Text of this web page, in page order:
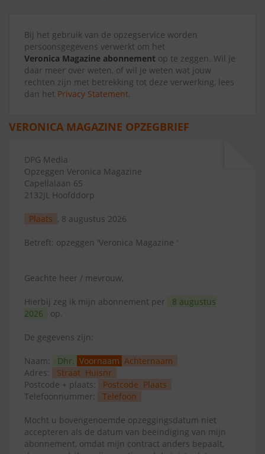
Bij het gebruik van de opzegservice worden
persoonsgegevens verwerkt om het
Veronica Magazine abonnement op te zeggen. Wil je
daar meer over weten, of wil je weten wat jouw
rechten zijn met betrekking tot deze verwerking, lees
dan het Privacy Statement.
VERONICA MAGAZINE OPZEGBRIEF
DPG Media
Opzeggen Veronica Magazine
Capellalaan 65
2132JL Hoofddorp
Plaats , 8 augustus 2026
Betreft: opzeggen 'Veronica Magazine '
Geachte heer / mevrouw,
Hierbij zeg ik mijn abonnement per
8 augustus
2026
op.
De gegevens zijn:
Naam: Dhr. Voornaam Achternaam
Adres:
Straat Huisnr
Postcode + plaats:
Postcode Plaats
Telefoonnummer:
Telefoon
Mocht u bovengenoemde opzeggingsdatum niet
accepteren als de datum van beëindiging van mijn
abonnement, omdat mijn contract anders bepaalt,